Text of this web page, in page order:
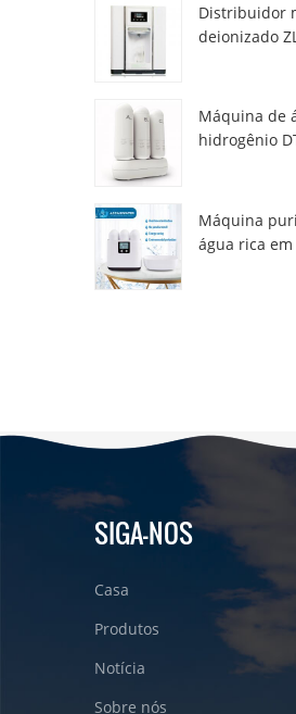
Distribuidor
deionizado
Máquina de
hidrogênio
Máquina
água rica
SIGA-NOS
Casa
Produtos
Notícia
Sobre nós